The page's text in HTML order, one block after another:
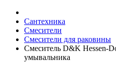
Сантехника
Смесители
Смесители для раковины
Смеситель D&K Hessen-
умывальника